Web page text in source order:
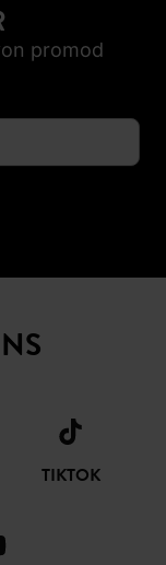
promod
TIKTOK